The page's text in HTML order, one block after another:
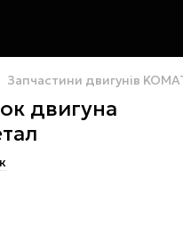
Запчастини двигунів
двигуна